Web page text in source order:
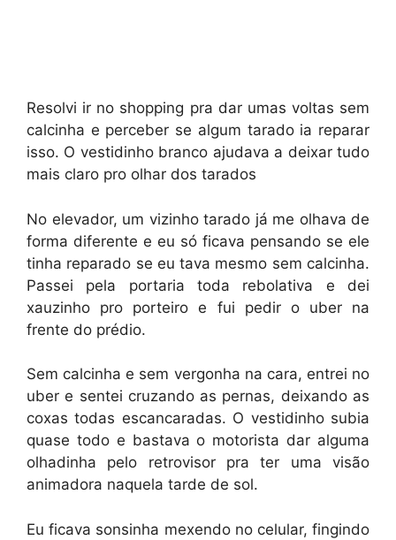
Resolvi ir no shopping pra dar umas voltas sem
calcinha e perceber se algum tarado ia reparar
isso. O vestidinho branco ajudava a deixar tudo
mais claro pro olhar dos tarados
No elevador, um vizinho tarado já me olhava de
forma diferente e eu só ficava pensando se ele
tinha reparado se eu tava mesmo sem calcinha.
Passei pela portaria toda rebolativa e dei
xauzinho pro porteiro e fui pedir o uber na
frente do prédio.
Sem calcinha e sem vergonha na cara, entrei no
uber e sentei cruzando as pernas, deixando as
coxas todas escancaradas. O vestidinho subia
quase todo e bastava o motorista dar alguma
olhadinha pelo retrovisor pra ter uma visão
animadora naquela tarde de sol.
Eu ficava sonsinha mexendo no celular, fingindo